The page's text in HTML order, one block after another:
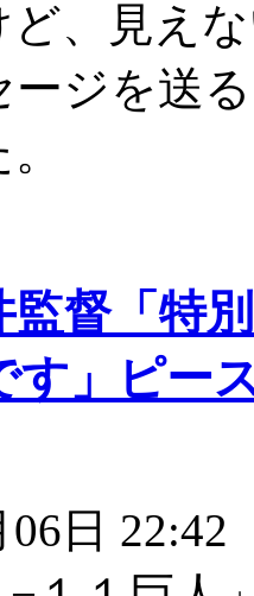
ど、見え
ージを送
監督「特
す」ピー
日 22:42